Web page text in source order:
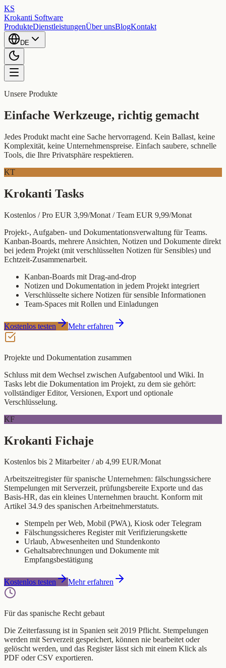
KS
Krokanti Software
ProdukteDienstleistungenÜber unsBlogKontakt
DE
Unsere Produkte
Einfache Werkzeuge, richtig gemacht
Jedes Produkt macht eine Sache hervorragend. Kein Ballast, keine
Komplexität, keine Unternehmenspreise. Einfach saubere, schnelle
Tools, die Ihre Privatsphäre respektieren.
KT
Krokanti Tasks
Kostenlos / Pro EUR 3,99/Monat / Team EUR 9,99/Monat
Projekt-, Aufgaben- und Dokumentationsverwaltung für Teams.
Kanban-Boards, mehrere Ansichten, Notizen und Dokumente direkt
bei jedem Projekt (mit verschlüsselten Notizen für Sensibles) und
Echtzeit-Zusammenarbeit.
Kanban-Boards mit Drag-and-drop
Notizen und Dokumentation in jedem Projekt integriert
Verschlüsselte sichere Notizen für sensible Informationen
Team-Spaces mit Rollen und Einladungen
Kostenlos testen Mehr erfahren
Projekte und Dokumentation zusammen
Schluss mit dem Wechsel zwischen Aufgabentool und Wiki. In
Tasks lebt die Dokumentation im Projekt, zu dem sie gehört:
vollständiger Editor, Versionen, Export und optionale
Verschlüsselung.
KF
Krokanti Fichaje
Kostenlos bis 2 Mitarbeiter / ab 4,99 EUR/Monat
Arbeitszeitregister für spanische Unternehmen: fälschungssichere
Stempelungen mit Serverzeit, prüfungsbereite Exporte und das
Basis-HR, das ein kleines Unternehmen braucht. Konform mit
Artikel 34.9 des spanischen Arbeitnehmerstatuts.
Stempeln per Web, Mobil (PWA), Kiosk oder Telegram
Fälschungssicheres Register mit Verifizierungskette
Urlaub, Abwesenheiten und Stundenkonto
Gehaltsabrechnungen und Dokumente mit
Empfangsbestätigung
Kostenlos testen Mehr erfahren
Für das spanische Recht gebaut
Die Zeiterfassung ist in Spanien seit 2019 Pflicht. Stempelungen
werden mit Serverzeit gespeichert, können nie bearbeitet oder
gelöscht werden, und das Register lässt sich mit einem Klick als
PDF oder CSV exportieren.